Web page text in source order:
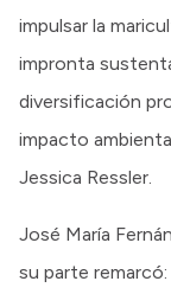
impulsar la
impronta
diversificación
impacto
Jessica Ressler.
José María
su parte